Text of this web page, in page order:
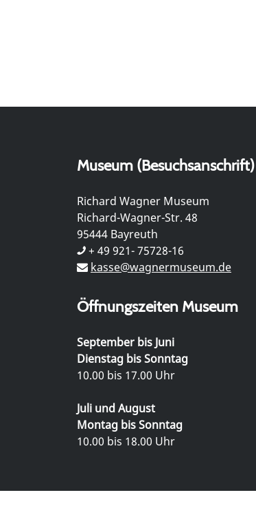
Museum (Besuchsanschrift)
Richard Wagner Museum
Richard-Wagner-Str. 48
95444 Bayreuth
+ 49 921- 75728-16
kasse@wagnermuseum.de
Öffnungszeiten Museum
September bis Juni
Dienstag bis Sonntag
10.00 bis 17.00 Uhr
Juli und August
Montag bis Sonntag
10.00 bis 18.00 Uhr